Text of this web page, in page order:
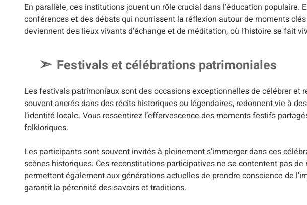
En parallèle, ces institutions jouent un rôle crucial dans l’éducation
conférences et des débats qui nourrissent la réflexion autour de moments
deviennent des lieux vivants d’échange et de méditation, où l’histoire se fait
Festivals et célébrations patrimoniales
Les festivals patrimoniaux sont des occasions exceptionnelles de célébrer et
souvent ancrés dans des récits historiques ou légendaires, redonnent vie à
l’identité locale. Vous ressentirez l’effervescence des moments festifs
folkloriques.
Les participants sont souvent invités à pleinement s’immerger dans ces
scènes historiques. Ces reconstitutions participatives ne se contentent pas de
permettent également aux générations actuelles de prendre conscience de
garantit la pérennité des savoirs et traditions.